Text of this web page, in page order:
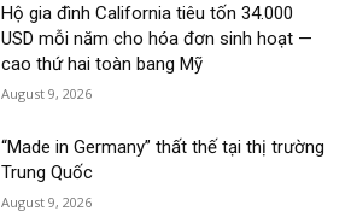
Hộ gia đình California tiêu tốn 34.000
USD mỗi năm cho hóa đơn sinh hoạt —
cao thứ hai toàn bang Mỹ
August 9, 2026
“Made in Germany” thất thế tại thị trường
Trung Quốc
August 9, 2026